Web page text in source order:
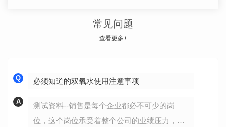
1250亿元中期借贷便利（MLF）操
常见问题
查看更多+
Q 必须知道的双氧水使用注意事项
A
测试资料--销售是每个企业都必不可少的岗
位，这个岗位承受着整个公司的业绩压力，就